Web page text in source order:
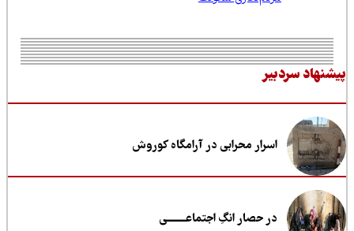
سردبیر
اسرار محرابی در آرامگاه کوروش
در حصار انگِ اجتماعــــــــی